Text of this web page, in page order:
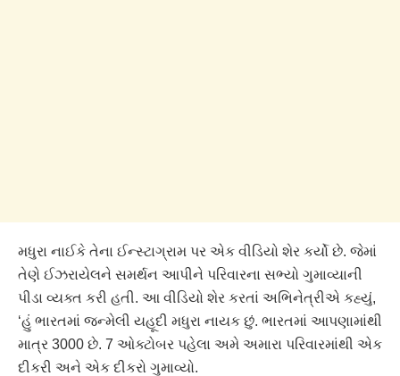
મધુરા નાઈકે તેના ઈન્સ્ટાગ્રામ પર એક વીડિયો શેર કર્યો છે. જેમાં
તેણે ઈઝરાયેલને સમર્થન આપીને પરિવારના સભ્યો ગુમાવ્યાની
પીડા વ્યક્ત કરી હતી. આ વીડિયો શેર કરતાં અભિનેત્રીએ કહ્યું,
‘હું ભારતમાં જન્મેલી યહૂદી મધુરા નાયક છું. ભારતમાં આપણામાંથી
માત્ર 3000 છે. 7 ઓક્ટોબર પહેલા અમે અમારા પરિવારમાંથી એક
દીકરી અને એક દીકરો ગુમાવ્યો.